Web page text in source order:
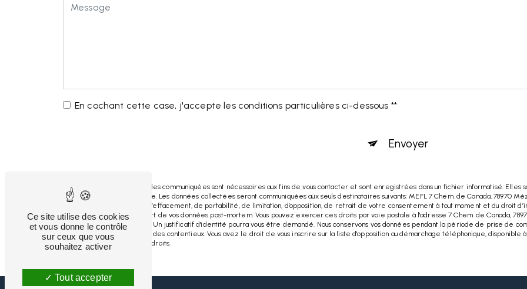
En cochant cette case, j'accepte les conditions particulières ci-dessous **
Envoyer
** Les données personnelles communiquées sont nécessaires aux fins de vous contacter et sont enregistrées dans un fichier informatisé. Elles
répondre à votre message. Les données collectées seront communiquées aux seuls destinataires suivants: MEFL 7 Chem. de Canada, 78970
d’accès, de rectification, d’effacement, de portabilité, de limitation, d’opposition, de retrait de votre consentement à tout moment et du droit
ainsi que d’organiser le sort de vos données post-mortem. Vous pouvez exercer ces droits par voie postale à l'adresse 7 Chem. de Canada,
l'adresse mefl@hotmail.fr. Un justificatif d'identité pourra vous être demandé. Nous conservons vos données pendant la période de prise de
probatoires et de gestion des contentieux. Vous avez le droit de vous inscrire sur la liste d'opposition au démarchage téléphonique, disponible
plus d’informations sur vos droits.
Ce site utilise des cookies
et vous donne le contrôle
sur ceux que vous
souhaitez activer
Tout accepter